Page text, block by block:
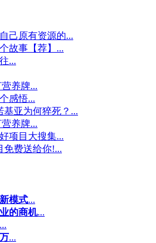
己原有资源的...
故事【荐】...
...
养牌...
感悟...
基亚为何猝死？...
养牌...
项目大搜集...
免费送给你!...
模式...
的商机...
...
...